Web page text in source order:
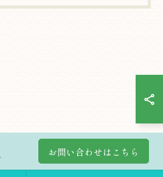
お問い合わせはこちら